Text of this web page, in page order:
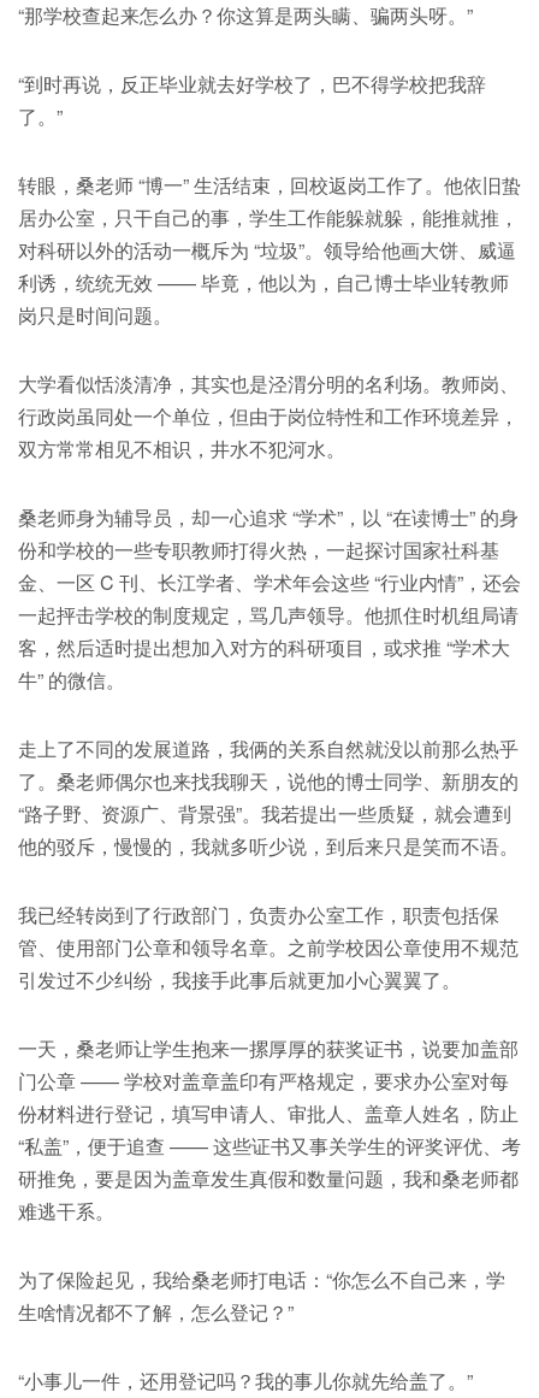
“那学校查起来怎么办？你这算是两头瞒、骗两头呀。”
“到时再说，反正毕业就去好学校了，巴不得学校把我辞
了。”
转眼，桑老师 “博一” 生活结束，回校返岗工作了。他依旧蛰
居办公室，只干自己的事，学生工作能躲就躲，能推就推，
对科研以外的活动一概斥为 “垃圾”。领导给他画大饼、威逼
利诱，统统无效 —— 毕竟，他以为，自己博士毕业转教师
岗只是时间问题。
大学看似恬淡清净，其实也是泾渭分明的名利场。教师岗、
行政岗虽同处一个单位，但由于岗位特性和工作环境差异，
双方常常相见不相识，井水不犯河水。
桑老师身为辅导员，却一心追求 “学术”，以 “在读博士” 的身
份和学校的一些专职教师打得火热，一起探讨国家社科基
金、一区 C 刊、长江学者、学术年会这些 “行业内情”，还会
一起抨击学校的制度规定，骂几声领导。他抓住时机组局请
客，然后适时提出想加入对方的科研项目，或求推 “学术大
牛” 的微信。
走上了不同的发展道路，我俩的关系自然就没以前那么热乎
了。桑老师偶尔也来找我聊天，说他的博士同学、新朋友的
“路子野、资源广、背景强”。我若提出一些质疑，就会遭到
他的驳斥，慢慢的，我就多听少说，到后来只是笑而不语。
我已经转岗到了行政部门，负责办公室工作，职责包括保
管、使用部门公章和领导名章。之前学校因公章使用不规范
引发过不少纠纷，我接手此事后就更加小心翼翼了。
一天，桑老师让学生抱来一摞厚厚的获奖证书，说要加盖部
门公章 —— 学校对盖章盖印有严格规定，要求办公室对每
份材料进行登记，填写申请人、审批人、盖章人姓名，防止
“私盖”，便于追查 —— 这些证书又事关学生的评奖评优、考
研推免，要是因为盖章发生真假和数量问题，我和桑老师都
难逃干系。
为了保险起见，我给桑老师打电话：“你怎么不自己来，学
生啥情况都不了解，怎么登记？”
“小事儿一件，还用登记吗？我的事儿你就先给盖了。”